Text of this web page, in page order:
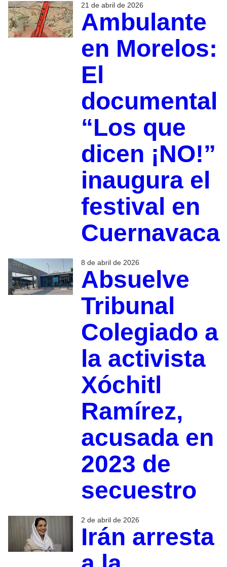
21 de abril de 2026
Ambulante
en Morelos:
El
documental
“Los que
dicen ¡NO!”
inaugura el
festival en
Cuernavaca
8 de abril de 2026
Absuelve
Tribunal
Colegiado a
la activista
Xóchitl
Ramírez,
acusada en
2023 de
secuestro
2 de abril de 2026
Irán arresta